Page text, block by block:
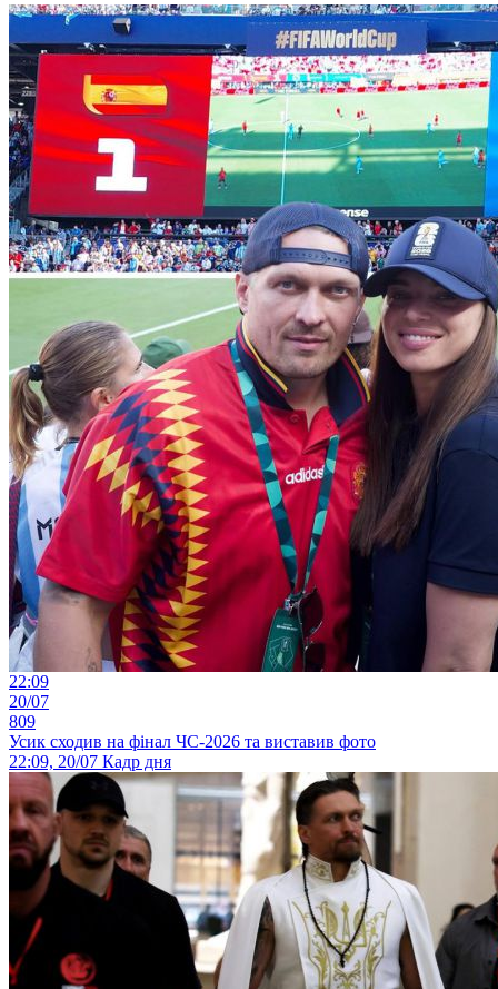
22:09
20/07
809
Усик сходив на фінал ЧС-2026 та виставив фото
22:09, 20/07 Кадр дня